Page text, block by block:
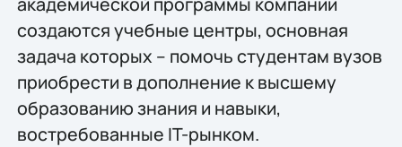
создаются учебные центры, основная
задача которых – помочь студентам вузов
приобрести в дополнение к высшему
образованию знания и навыки,
востребованные IT-рынком.